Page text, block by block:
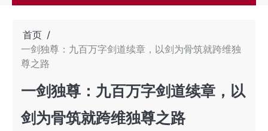
首页
一剑独尊：九百万字剑道续章，以剑为骨筑就跨维独
尊之路
一剑独尊：九百万字剑道续章，以
剑为骨筑就跨维独尊之路